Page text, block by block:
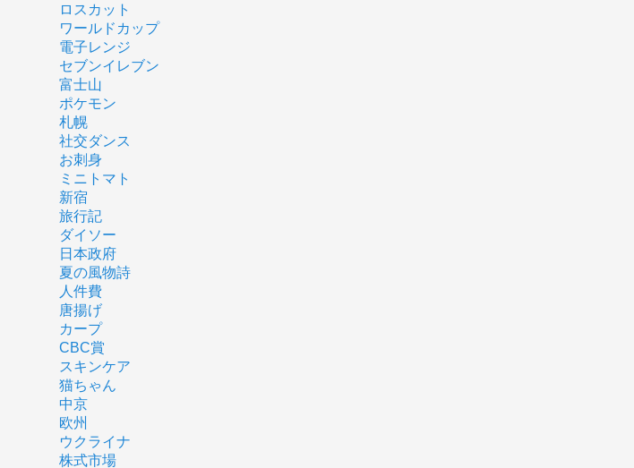
ロスカット
ワールドカップ
電子レンジ
セブンイレブン
富士山
ポケモン
札幌
社交ダンス
お刺身
ミニトマト
新宿
旅行記
ダイソー
日本政府
夏の風物詩
人件費
唐揚げ
カープ
CBC賞
スキンケア
猫ちゃん
中京
欧州
ウクライナ
株式市場